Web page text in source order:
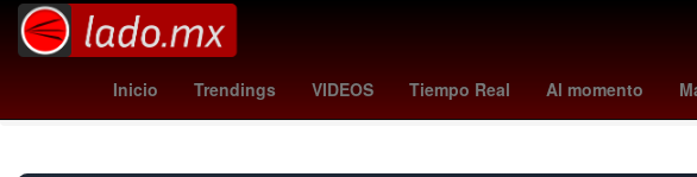
Inicio Trendings VIDEOS Tiempo Real Al momento
ley de amparo claudia sheinbaum real sociedad - alavés Primera